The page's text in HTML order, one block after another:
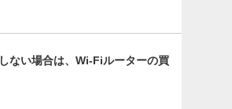
ない場合は、Wi-Fiルーターの買